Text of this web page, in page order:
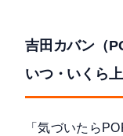
吉田カバン（
いつ・いくら
「気づいたら